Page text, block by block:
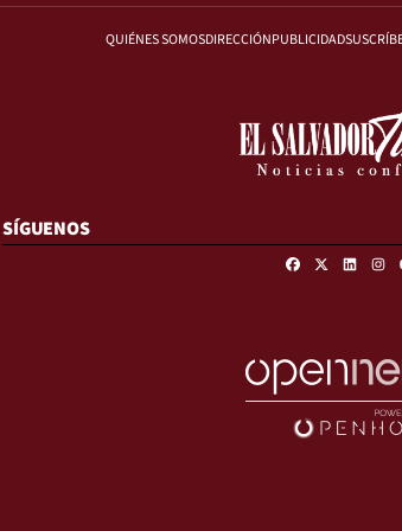
QUIÉNES SOMOSDIRECCIÓNPUBLICIDAD
SÍGUENOS
Facebook